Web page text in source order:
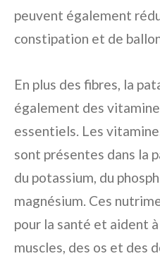
peuvent également
constipation et de
En plus des fibres, la
également des
essentiels. Les
sont présentes dans la
du potassium, du
magnésium. Ces
pour la santé et aident
muscles, des os et des